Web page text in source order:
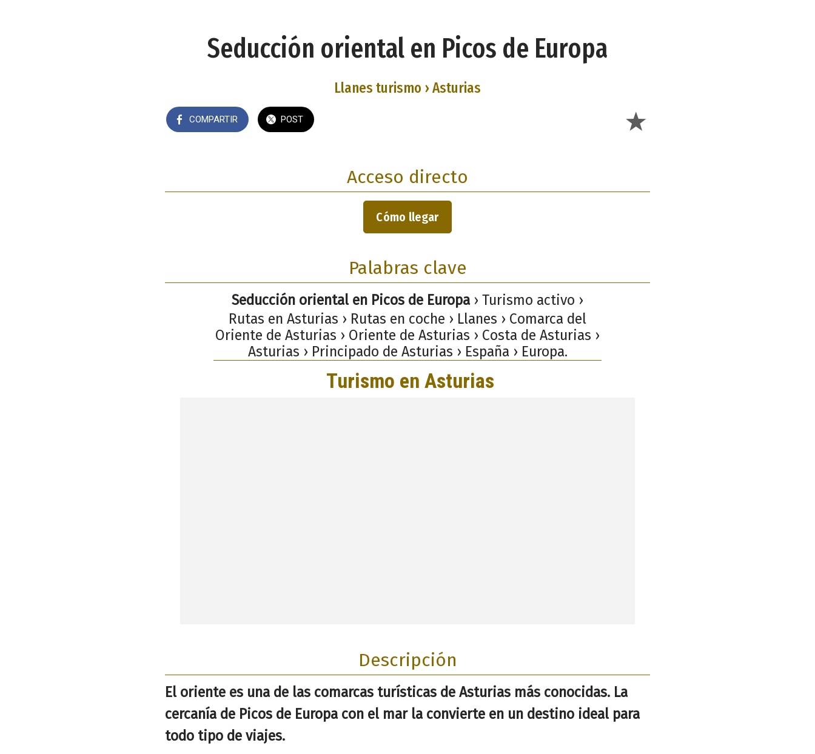
Seducción oriental en Picos de Europa
Llanes turismo › Asturias
COMPARTIR POST
Acceso directo
Cómo llegar
Palabras clave
Seducción oriental en Picos de Europa› Turismo activo ›
Rutas en Asturias › Rutas en coche › Llanes › Comarca del
Oriente de Asturias › Oriente de Asturias › Costa de Asturias ›
Asturias › Principado de Asturias › España › Europa.
Descripción
El oriente es una de las comarcas turísticas de Asturias más conocidas. La
cercanía de Picos de Europa con el mar la convierte en un destino ideal para
todo tipo de viajes.